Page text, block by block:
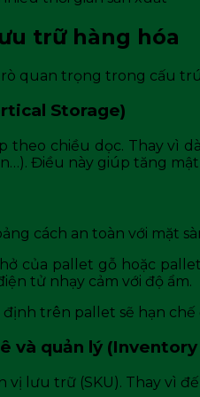
trữ hàng hóa
quan trọng trong cấu
Storage)
theo chiều dọc. Thay vì
Điều này giúp tăng
cách an toàn với mặt
của pallet gỗ hoặc
tử nhạy cảm với độ ẩm.
định trên pallet sẽ hạn
và quản lý
lưu trữ (SKU). Thay vì